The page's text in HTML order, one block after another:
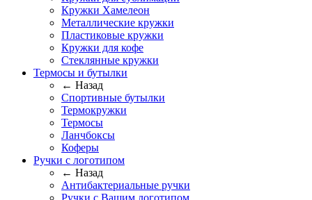
Кружки Хамелеон
Металлические кружки
Пластиковые кружки
Кружки для кофе
Стеклянные кружки
Термосы и бутылки
← Назад
Спортивные бутылки
Термокружки
Термосы
Ланчбоксы
Коферы
Ручки с логотипом
← Назад
Антибактериальные ручки
Ручки с Вашим логотипом